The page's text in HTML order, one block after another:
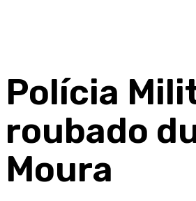
Polícia
roubado
Moura